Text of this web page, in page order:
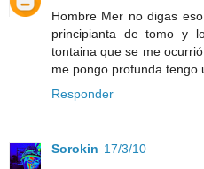
Hombre Mer no digas
principianta de tomo y
tontaina que se me
me pongo profunda tengo
Responder
Sorokin 17/3/10